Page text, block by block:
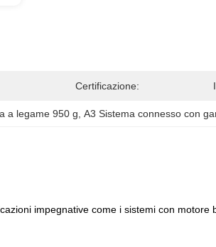
Certificazione:
a legame 950 g A3 Sistema connesso con
impegnative come i sistemi con